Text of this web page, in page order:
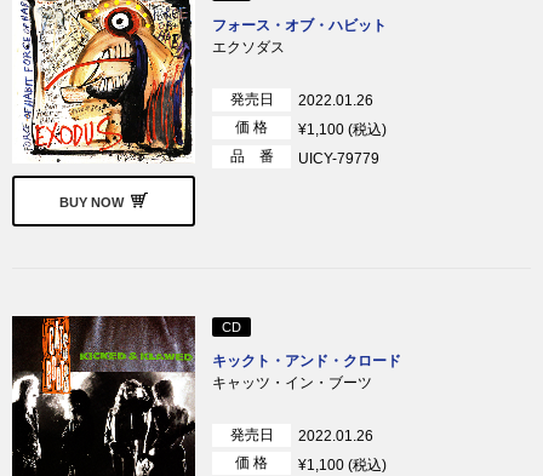
BUY NOW
フォース・オブ・ハビット
エクソダス
発売日
2022.01.26
価 格
¥1,100 (税込)
品 番
UICY-79779
CD
キックト・アンド・クロード
キャッツ・イン・ブーツ
発売日
2022.01.26
価 格
¥1,100 (税込)